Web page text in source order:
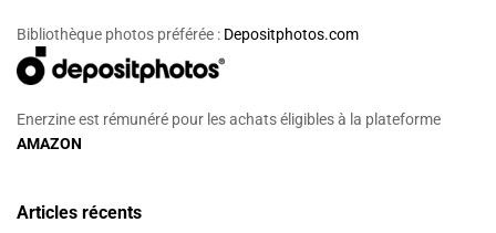
Bibliothèque photos préférée : Depositphotos.com
Enerzine est rémunéré pour les achats éligibles à la plateforme
AMAZON
Articles récents